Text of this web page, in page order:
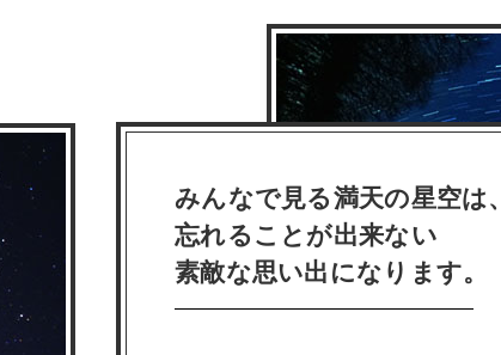
みんなで見る満天の星空は、
忘れることが出来ない
素敵な思い出になります。